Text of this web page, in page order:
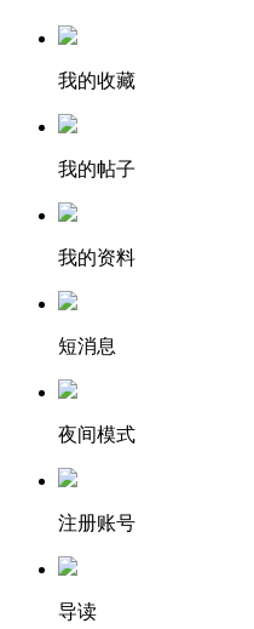
我的收藏
我的帖子
我的资料
短消息
夜间模式
注册账号
导读